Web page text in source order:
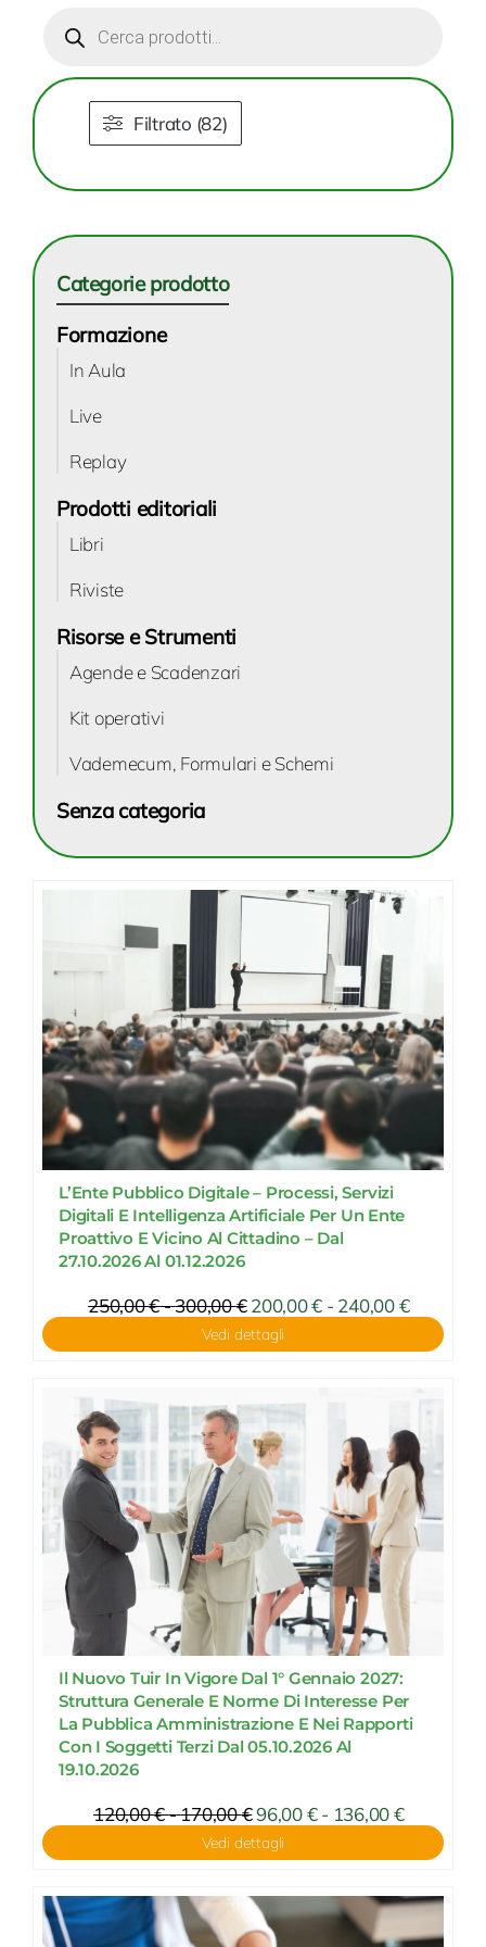
search
Filtrato (82)
Categorie prodotto
Formazione
In Aula
Live
Replay
Prodotti editoriali
Libri
Riviste
Risorse e Strumenti
Agende e Scadenzari
Kit operativi
Vademecum, Formulari e Schemi
Senza categoria
L’Ente Pubblico Digitale – Processi, Servizi
Digitali E Intelligenza Artificiale Per Un Ente
Proattivo E Vicino Al Cittadino – Dal
27.10.2026 Al 01.12.2026
250,00€-300,00€Fascia
di
prezzo:
300,00 €
200,00€ - 240,00€Fascia
prezzo:
240,00 €
Vedi dettagli
Il Nuovo Tuir In Vigore Dal 1° Gennaio 2027:
Struttura Generale E Norme Di Interesse Per
La Pubblica Amministrazione E Nei Rapporti
Con I Soggetti Terzi Dal 05.10.2026 Al
19.10.2026
120,00€-170,00€Fascia
di
prezzo:
120,00 €
a
96,00€ - 136,00€Fascia
prezzo:
96,00 €
Vedi dettagli